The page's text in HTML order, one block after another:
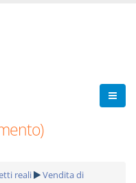
reali
Vendita di